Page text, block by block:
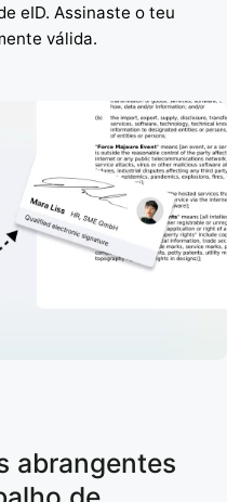
eID. Assinaste o teu
válida.
abrangentes